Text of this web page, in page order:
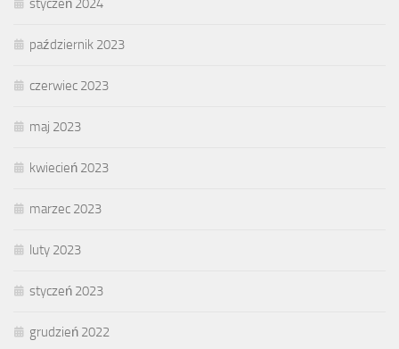
styczeń 2024
październik 2023
czerwiec 2023
maj 2023
kwiecień 2023
marzec 2023
luty 2023
styczeń 2023
grudzień 2022